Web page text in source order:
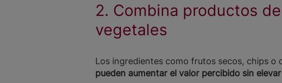
2. Combina productos
vegetales
Los ingredientes como frutos secos, chips o
pueden aumentar el valor percibido sin